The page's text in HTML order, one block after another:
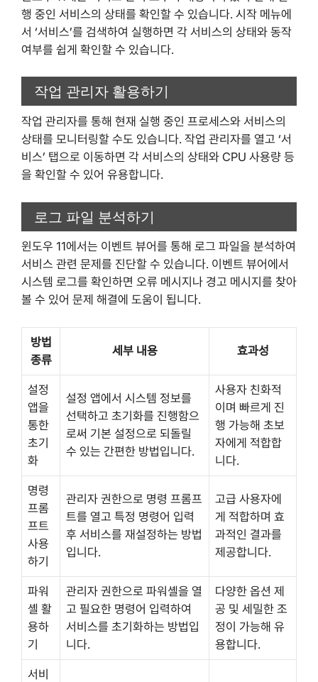
행 중인 서비스의 상태를 확인할 수 있습니다. 시작 메뉴에
서 ‘서비스’를 검색하여 실행하면 각 서비스의 상태와 동작
여부를 쉽게 확인할 수 있습니다.
작업 관리자 활용하기
작업 관리자를 통해 현재 실행 중인 프로세스와 서비스의
상태를 모니터링할 수도 있습니다. 작업 관리자를 열고 ‘서
비스’ 탭으로 이동하면 각 서비스의 상태와 CPU 사용량 등
을 확인할 수 있어 유용합니다.
로그 파일 분석하기
윈도우 11에서는 이벤트 뷰어를 통해 로그 파일을 분석하여
서비스 관련 문제를 진단할 수 있습니다. 이벤트 뷰어에서
시스템 로그를 확인하면 오류 메시지나 경고 메시지를 찾아
볼 수 있어 문제 해결에 도움이 됩니다.
방법
종류
세부 내용 효과성
설정
앱을
통한
초기
화
설정 앱에서 시스템 정보를
선택하고 초기화를 진행함으
로써 기본 설정으로 되돌릴
수 있는 간편한 방법입니다.
사용자 친화적
이며 빠르게 진
행 가능해 초보
자에게 적합합
니다.
명령
프롬
프트
사용
하기
관리자 권한으로 명령 프롬프
트를 열고 특정 명령어 입력
후 서비스를 재설정하는 방법
입니다.
고급 사용자에
게 적합하며 효
과적인 결과를
제공합니다.
파워
셸 활
용하
기
관리자 권한으로 파워셸을 열
고 필요한 명령어 입력하여
서비스를 초기화하는 방법입
니다.
다양한 옵션 제
공 및 세밀한 조
정이 가능해 유
용합니다.
서비